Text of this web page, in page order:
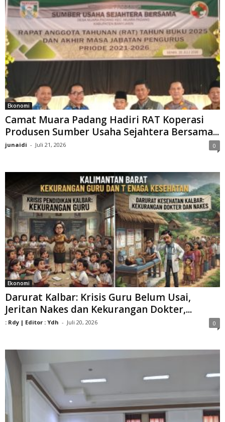
Ekonomi
Camat Muara Padang Hadiri RAT Koperasi
Produsen Sumber Usaha Sejahtera Bersama...
junaidi - Juli 21, 2026 0
Ekonomi
Darurat Kalbar: Krisis Guru Belum Usai,
Jeritan Nakes dan Kekurangan Dokter,...
: Rdy | Editor : Ydh - Juli 20, 2026 0